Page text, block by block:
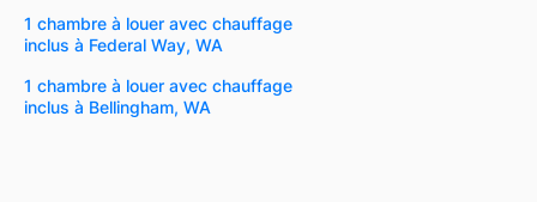
1 chambre à louer avec chauffage
inclus à Federal Way, WA
1 chambre à louer avec chauffage
inclus à Bellingham, WA